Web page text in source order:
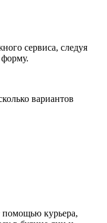
сервиса, следуя
вариантов
помощью курьера,